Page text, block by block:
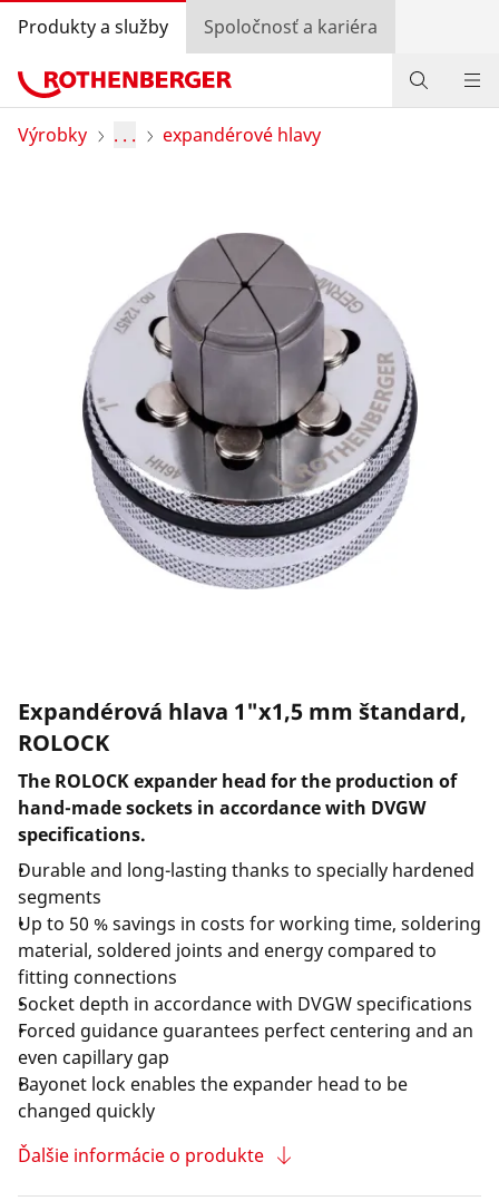
Produkty a služby Spoločnosť a kariéra
Produkty
Špeciálne ponuky
Vyhľadávanie predajcov
Prihlásiť sa
Výber krajiny
Spoločnosť a kariéra
Výrobky . . . expandérové hlavy
Expandérová hlava 1"x1,5 mm štandard,
ROLOCK
The ROLOCK expander head for the production of
hand-made sockets in accordance with DVGW
specifications.
Durable and long-lasting thanks to specially hardened
segments
Up to 50 % savings in costs for working time, soldering
material, soldered joints and energy compared to
fitting connections
Socket depth in accordance with DVGW specifications
Forced guidance guarantees perfect centering and an
even capillary gap
Bayonet lock enables the expander head to be
changed quickly
Ďalšie informácie o produkte